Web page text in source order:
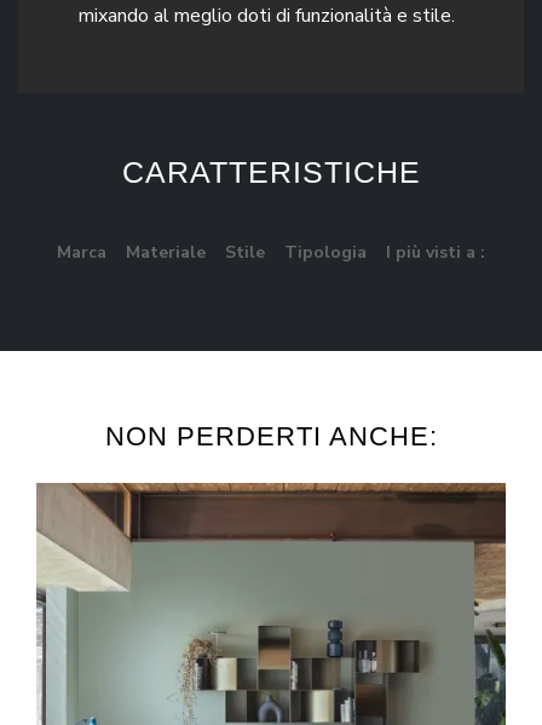
mixando al meglio doti di funzionalità e stile.
CARATTERISTICHE
Marca Materiale Stile Tipologia I più visti a :
NON PERDERTI ANCHE: